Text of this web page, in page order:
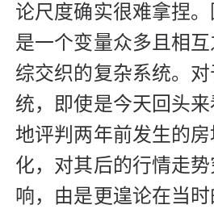
论尺度确实很难拿捏
是一个变量众多且相
综交织的复杂系统。
统，即使是今天回头
地评判两年前发生的
化，对其后的行情走
响，由是更遑论在当